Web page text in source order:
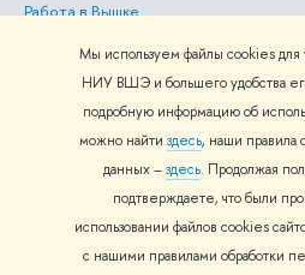
Мы используем файлы cookies для
НИУ ВШЭ и большего удобства
подробную информацию об
можно найти здесь, наши правила
данных –здесь. Продолжая
подтверждаете, что были
использовании файлов cookies
с нашими правилами обработки
Работа в Вышке
© НИУ ВШЭ 1993–2026 Адреса и
использования материалов Политика
Шрифты HSE Sans и HSE Slab